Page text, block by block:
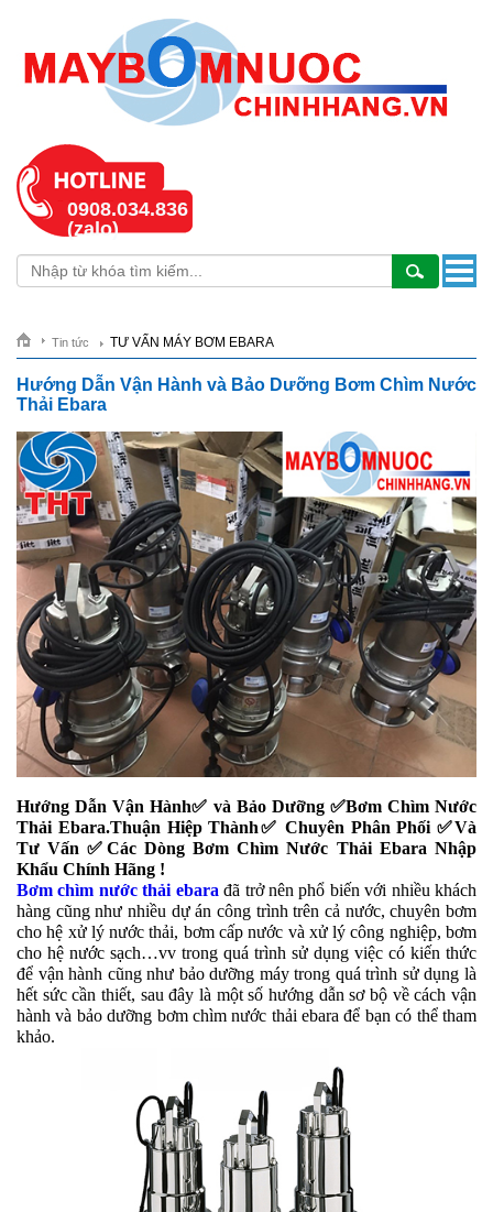
0908.034.836
(zalo)
Tin tức TƯ VẤN MÁY BƠM EBARA
Hướng Dẫn Vận Hành và Bảo Dưỡng Bơm Chìm Nước
Thải Ebara
Hướng Dẫn Vận Hành✅ và Bảo Dưỡng ✅Bơm Chìm Nước
Thải Ebara.Thuận Hiệp Thành✅ Chuyên Phân Phối ✅Và
Tư Vấn ✅Các Dòng Bơm Chìm Nước Thải Ebara Nhập
Khẩu Chính Hãng !
Bơm chìm nước thải ebara đã trở nên phổ biến với nhiều khách
hàng cũng như nhiều dự án công trình trên cả nước, chuyên bơm
cho hệ xử lý nước thải, bơm cấp nước và xử lý công nghiệp, bơm
cho hệ nước sạch…vv trong quá trình sử dụng việc có kiến thức
để vận hành cũng như bảo dưỡng máy trong quá trình sử dụng là
hết sức cần thiết, sau đây là một số hướng dẫn sơ bộ về cách vận
hành và bảo dưỡng bơm chìm nước thải ebara để bạn có thể tham
khảo.